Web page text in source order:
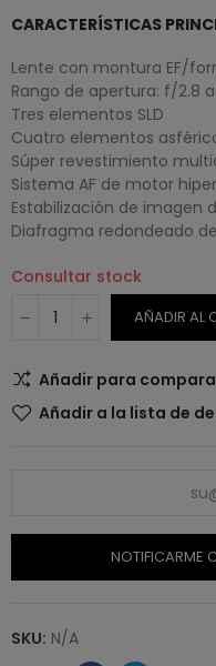
CARACTERÍSTICAS
Lente con montura EF/
Rango de apertura: f/2.8
Tres elementos SLD
Cuatro elementos
Súper revestimiento
Sistema AF de motor
Estabilización de imagen
Diafragma redondeado
Consultar stock
AÑADIR AL
Añadir para
Añadir a la lista de
NOTIFICARME
SKU: N/A